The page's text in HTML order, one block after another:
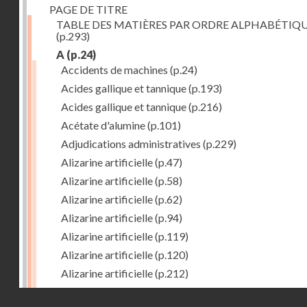
PAGE DE TITRE
TABLE DES MATIÈRES PAR ORDRE
(p.293)
A (p.24)
Accidents de machines (p.24)
Acides gallique et tannique(p.193)
Acides gallique et tannique(p.216)
Acétate d'alumine(p.101)
Adjudications administratives (p.229)
Alizarine artificielle(p.47)
Alizarine artificielle(p.58)
Alizarine artificielle(p.62)
Alizarine artificielle(p.94)
Alizarine artificielle(p.119)
Alizarine artificielle(p.120)
Alizarine artificielle(p.212)
Alizarine artificielle(p.256)